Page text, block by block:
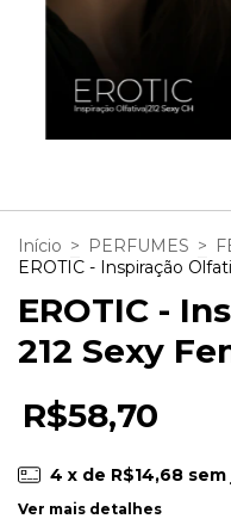
Início > PERFUMES >
EROTIC - Inspiração
EROTIC -
212 Sexy
R$58,70
4 x de R$14,68
Ver mais detalhes